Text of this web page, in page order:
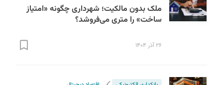
ملک بدون مالکیت؛ شهرداری چگونه «امتیاز
ساخت» را متری می‌فروشد؟
۲۶ آذر ۱۴۰۴